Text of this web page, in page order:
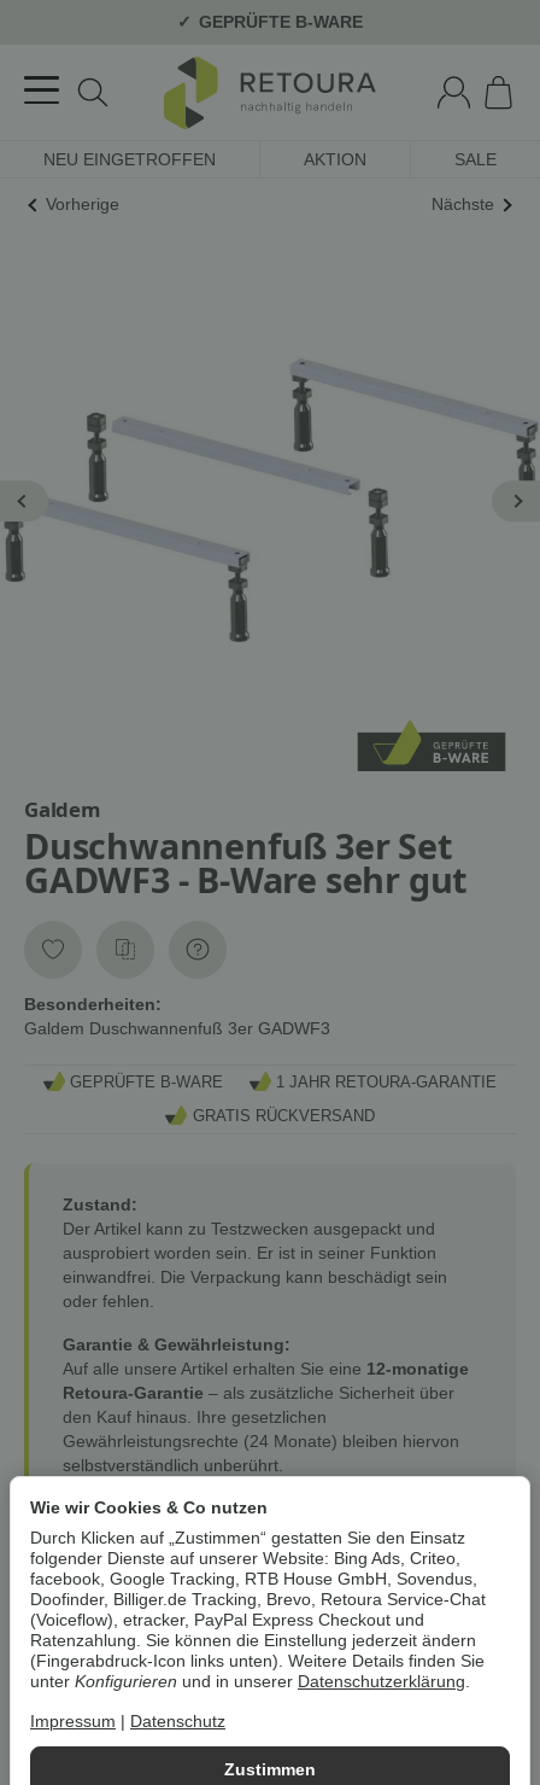
GEPRÜFTE B-WARE
NEU EINGETROFFEN AKTION SALE
Vorherige Nächste
Galdem
Duschwannenfuß 3er Set
GADWF3 - B-Ware sehr gut
Besonderheiten:
Galdem Duschwannenfuß 3er GADWF3
GEPRÜFTE B-WARE
1 JAHR RETOURA-GARANTIE
GRATIS RÜCKVERSAND
Zustand:
Der Artikel kann zu Testzwecken ausgepackt und
ausprobiert worden sein. Er ist in seiner Funktion
einwandfrei. Die Verpackung kann beschädigt sein
oder fehlen.
Garantie & Gewährleistung:
Auf alle unsere Artikel erhalten Sie eine 12-monatige
Retoura-Garantie – als zusätzliche Sicherheit über
den Kauf hinaus. Ihre gesetzlichen
Gewährleistungsrechte (24 Monate) bleiben hiervon
selbstverständlich unberührt.
14,99 €
zzgl.Versand
sofort verfügbar Lieferzeit:1 - 3 Werktage(DE)
Stk
In den Warenkorb
Zustimmen
Wie wir Cookies & Co nutzen
Durch Klicken auf „Zustimmen“ gestatten Sie den Einsatz
folgender Dienste auf unserer Website: Bing Ads, Criteo,
facebook, Google Tracking, RTB House GmbH, Sovendus,
Doofinder, Billiger.de Tracking, Brevo, Retoura Service-Chat
(Voiceflow), etracker, PayPal Express Checkout und
Ratenzahlung. Sie können die Einstellung jederzeit ändern
(Fingerabdruck-Icon links unten). Weitere Details finden Sie
unter Konfigurieren und in unserer Datenschutzerklärung
Impressum Datenschutz